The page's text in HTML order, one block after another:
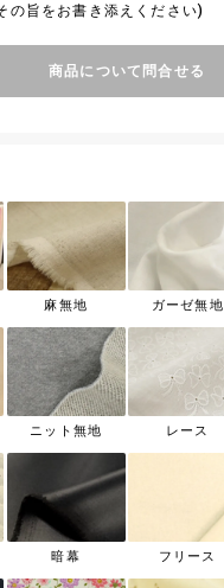
の旨をお書き添えください)
商品について問合せる
麻無地 ガーゼ無地
ニット無地 レース
暗幕 フリース